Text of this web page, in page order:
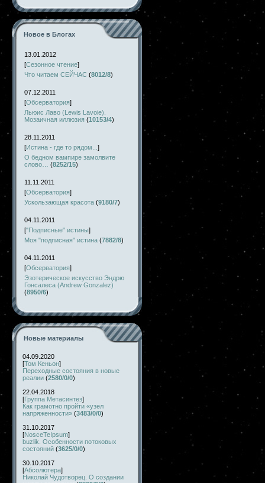
Новое в Блогах
13.01.2012
[Сезонное чтение]
Что читаем СЕЙЧАС (8012/8)
07.12.2011
[Обсерватория]
Льюис Лаво (Lewis Lavoie).
Мозаичная иллюзия (10153/4)
28.11.2011
[Истина - где то рядом... ]
О бедном вампире замолвите
слово…
(8252/15)
11.11.2011
[Обсерватория]
Ускользающая красота (9180/7)
04.11.2011
["Подписные" истины]
Моя "подписная" истина (7882/8)
04.11.2011
[Обсерватория]
Эзотерическое искусство Эндрю
Гонсалеса (Andrew Gonzalez)
(8950/6)
Новые материалы
04.09.2020
[Том Кеньон]
Переходные состояния в новые
реалии (2580/0/0)
22.04.2018
[Группа Метасинтез]
Как грамотно пройти «узел
напряженности» (3483/0/0)
31.10.2017
[NosceTeIpsum]
buzlik. Особенности потоковых
состояний (3625/0/0)
30.10.2017
[Абсолютера]
Николай Чудотворец. О создании